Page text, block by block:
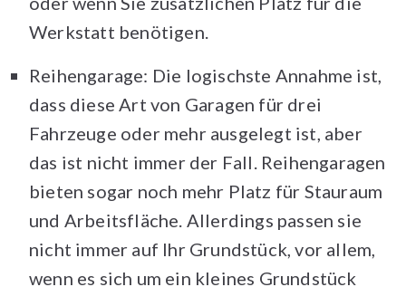
Werkstatt benötigen.
Reihengarage: Die logischste Annahme ist,
dass diese Art von Garagen für drei
Fahrzeuge oder mehr ausgelegt ist, aber
das ist nicht immer der Fall. Reihengaragen
bieten sogar noch mehr Platz für Stauraum
und Arbeitsfläche. Allerdings passen sie
nicht immer auf Ihr Grundstück, vor allem,
wenn es sich um ein kleines Grundstück